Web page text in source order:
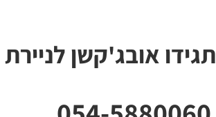
תגידו אובג'קשן לניירת